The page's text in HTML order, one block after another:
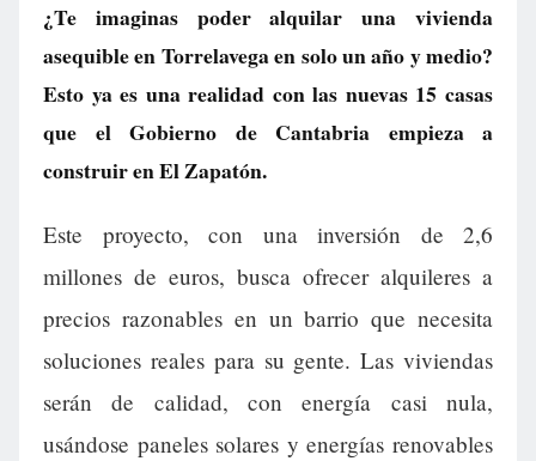
¿Te imaginas poder alquilar una vivienda
asequible en Torrelavega en solo un año y medio?
Esto ya es una realidad con las nuevas 15 casas
que el Gobierno de Cantabria empieza a
construir en El Zapatón.
Este proyecto, con una inversión de 2,6
millones de euros, busca ofrecer alquileres a
precios razonables en un barrio que necesita
soluciones reales para su gente. Las viviendas
serán de calidad, con energía casi nula,
usándose paneles solares y energías renovables